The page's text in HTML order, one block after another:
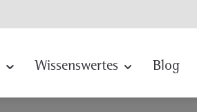
Wissenswertes Blog